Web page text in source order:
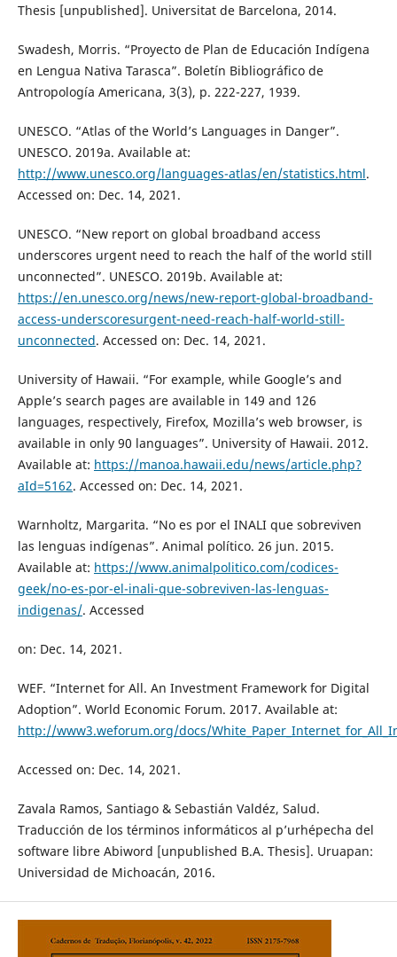
Thesis [unpublished]. Universitat de Barcelona, 2014.
Swadesh, Morris. “Proyecto de Plan de Educación Indígena
en Lengua Nativa Tarasca”. Boletín Bibliográfico de
Antropología Americana, 3(3), p. 222-227, 1939.
UNESCO. “Atlas of the World’s Languages in Danger”.
UNESCO. 2019a. Available at:
http://www.unesco.org/languages-atlas/en/statistics.html.
Accessed on: Dec. 14, 2021.
UNESCO. “New report on global broadband access
underscores urgent need to reach the half of the world still
unconnected”. UNESCO. 2019b. Available at:
https://en.unesco.org/news/new-report-global-broadband-
access-underscoresurgent-need-reach-half-world-still-
unconnected. Accessed on: Dec. 14, 2021.
University of Hawaii. “For example, while Google’s and
Apple’s search pages are available in 149 and 126
languages, respectively, Firefox, Mozilla’s web browser, is
available in only 90 languages”. University of Hawaii. 2012.
Available at: https://manoa.hawaii.edu/news/article.php?
aId=5162. Accessed on: Dec. 14, 2021.
Warnholtz, Margarita. “No es por el INALI que sobreviven
las lenguas indígenas”. Animal político. 26 jun. 2015.
Available at: https://www.animalpolitico.com/codices-
geek/no-es-por-el-inali-que-sobreviven-las-lenguas-
indigenas/. Accessed
on: Dec. 14, 2021.
WEF. “Internet for All. An Investment Framework for Digital
Adoption”. World Economic Forum. 2017. Available at:
http://www3.weforum.org/docs/
Accessed on: Dec. 14, 2021.
Zavala Ramos, Santiago & Sebastián Valdéz, Salud.
Traducción de los términos informáticos al p’urhépecha del
software libre Abiword [unpublished B.A. Thesis]. Uruapan:
Universidad de Michoacán, 2016.